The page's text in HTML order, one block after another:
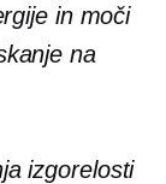
in moči
na
izgorelosti